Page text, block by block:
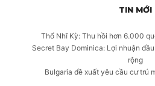
TIN MỚI
Thổ Nhĩ Kỳ: Thu hồi hơn 6.000
Secret Bay Dominica: Lợi nhuận
rộng
Bulgaria đề xuất yêu cầu cư trú